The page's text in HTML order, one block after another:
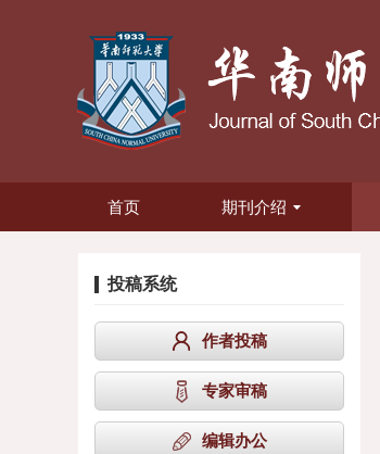
首页 期刊介绍
投稿系统
作者投稿
专家审稿
编辑办公